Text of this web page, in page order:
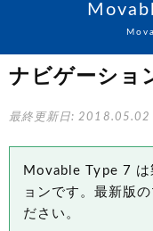
ナビゲーショ
最終更新日: 2018.05.02
Movable Type 7 は
ョンです。最新版
ださい。